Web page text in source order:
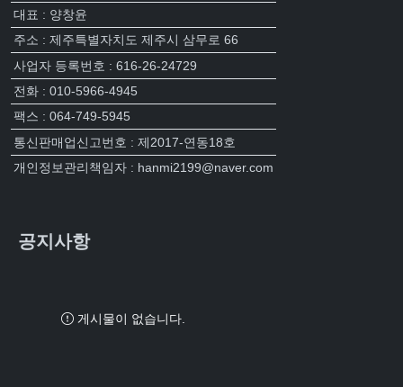
대표 : 양창윤
주소 : 제주특별자치도 제주시 삼무로 66
사업자 등록번호 : 616-26-24729
전화 : 010-5966-4945
팩스 : 064-749-5945
통신판매업신고번호 : 제2017-연동18호
개인정보관리책임자 : hanmi2199@naver.com
공지사항
게시물이 없습니다.